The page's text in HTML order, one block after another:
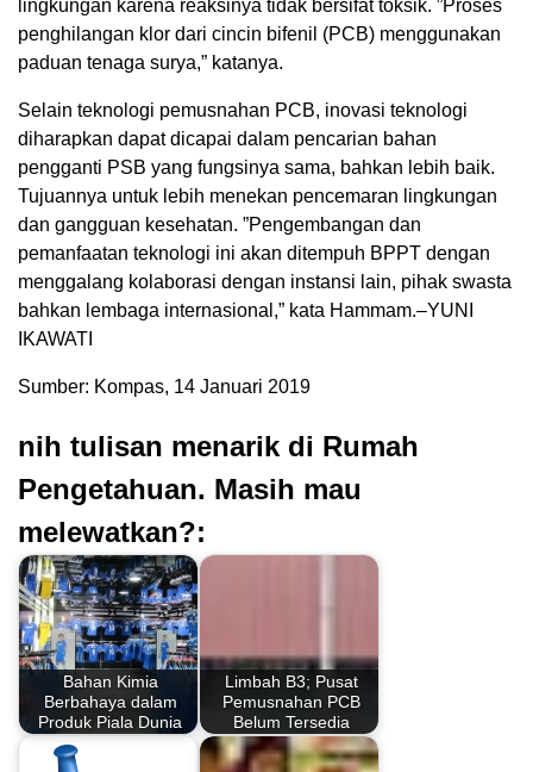
lingkungan karena reaksinya tidak bersifat toksik. ”Proses
penghilangan klor dari cincin bifenil (PCB) menggunakan
paduan tenaga surya,” katanya.
Selain teknologi pemusnahan PCB, inovasi teknologi
diharapkan dapat dicapai dalam pencarian bahan
pengganti PSB yang fungsinya sama, bahkan lebih baik.
Tujuannya untuk lebih menekan pencemaran lingkungan
dan gangguan kesehatan. ”Pengembangan dan
pemanfaatan teknologi ini akan ditempuh BPPT dengan
menggalang kolaborasi dengan instansi lain, pihak swasta
bahkan lembaga internasional,” kata Hammam.–YUNI
IKAWATI
Sumber: Kompas, 14 Januari 2019
nih tulisan menarik di Rumah
Pengetahuan. Masih mau
melewatkan?:
Bahan Kimia
Berbahaya dalam
Produk Piala Dunia
Limbah B3; Pusat
Pemusnahan PCB
Belum Tersedia